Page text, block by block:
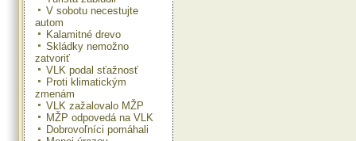
V sobotu necestujte
autom
Kalamitné drevo
Skládky nemožno
zatvoriť
VLK podal sťažnosť
Proti klimatickým
zmenám
VLK zažalovalo MŽP
MŽP odpovedá na VLK
Dobrovoľníci pomáhali